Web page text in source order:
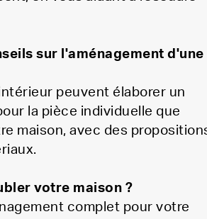
sur l'aménagement d'une
peuvent élaborer un
la pièce individuelle que
maison, avec des
votre maison ?
complet pour votre